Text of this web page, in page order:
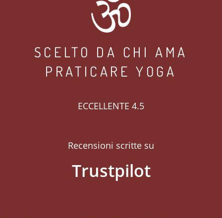
SCELTO DA CHI AMA
PRATICARE YOGA
ECCELLENTE 4.5
Recensioni scritte su